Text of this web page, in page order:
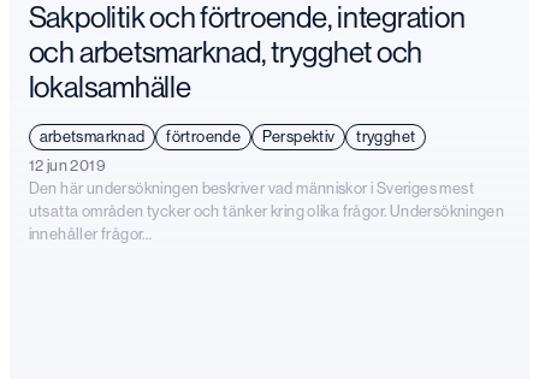
Sakpolitik och förtroende, integration
och arbetsmarknad, trygghet och
lokalsamhälle
arbetsmarknad förtroende Perspektiv
trygghet
12 jun 2019
Den här undersökningen beskriver vad människor i Sveriges mest
utsatta områden tycker och tänker kring olika frågor. Undersökningen
innehåller frågor…